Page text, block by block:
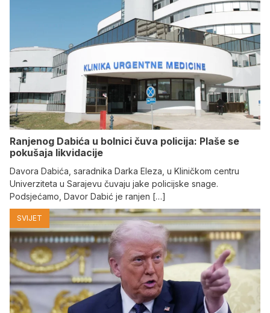
Ranjenog Dabića u bolnici čuva policija: Plaše se
pokušaja likvidacije
Davora Dabića, saradnika Darka Eleza, u Kliničkom centru
Univerziteta u Sarajevu čuvaju jake policijske snage.
Podsjećamo, Davor Dabić je ranjen […]
SVIJET